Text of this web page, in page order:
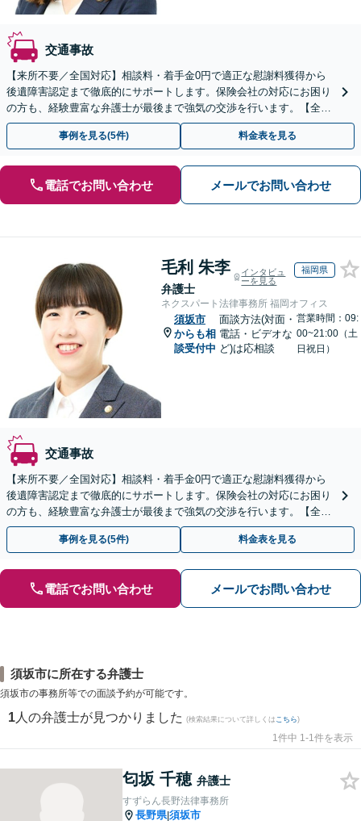
交通事故
【来所不要／全国対応】相談料・着手金0円で適正な慰謝料獲得から
後遺障害認定まで徹底的にサポートします。保険会社の対応にお困り
の方も、経験豊富な弁護士が最後まで強気の交渉を行います。【全国
13拠点】お気軽にご相談ください。
事例を見る(5件) 料金表を見る
電話でお問い合わせ メールでお問い合わせ
毛利 朱李
弁護士
インタビュ
ーを見る
福岡県
ネクスパート法律事務所 福岡オフィス
須坂市
からも相
談受付中
面談方法(対面・
電話・ビデオな
ど)は応相談
営業時間：09:
00~21:00（土
日祝日）
交通事故
【来所不要／全国対応】相談料・着手金0円で適正な慰謝料獲得から
後遺障害認定まで徹底的にサポートします。保険会社の対応にお困り
の方も、経験豊富な弁護士が最後まで強気の交渉を行います。【全国
13拠点】お気軽にご相談ください。
事例を見る(5件) 料金表を見る
電話でお問い合わせ メールでお問い合わせ
須坂市に所在する弁護士
須坂市の事務所等での面談予約が可能です。
1 人の弁護士が見つかりました (検索結果について詳しくは こちら)
1件中 1-1件を表示
匂坂 千穂 弁護士
すずらん長野法律事務所
長野県|須坂市